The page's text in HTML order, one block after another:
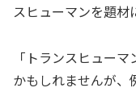
スヒューマンを題材
「トランスヒュー
かもしれませんが、